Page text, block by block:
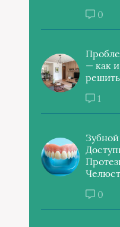
0
— как
решить
1
0